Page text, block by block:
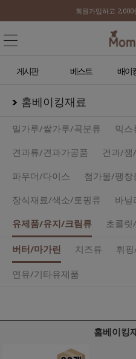
회원가입하고
게시판 베스트 배이
홈베이킹재료
밀가루/쌀가루/곡분류
믹
견과류/견과가공품
건과/잼
파우더/다이스
첨가물/팽창
장식재료/색소/토핑류
바
유제품/유지/크림류
초콜
버터/마가린 치즈류 휘
연유/기타유제품
홈베이킹